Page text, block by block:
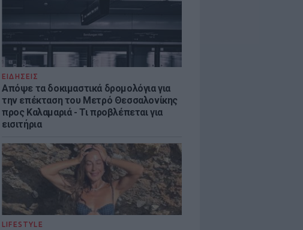
ΕΙΔΗΣΕΙΣ
Απόψε τα δοκιμαστικά δρομολόγια για
την επέκταση του Μετρό Θεσσαλονίκης
προς Καλαμαριά - Τι προβλέπεται για
εισιτήρια
LIFESTYLE